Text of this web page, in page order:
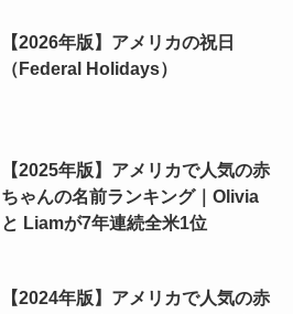
【2026年版】アメリカの祝日
（Federal Holidays）
【2025年版】アメリカで人気の赤
ちゃんの名前ランキング｜Olivia
と Liamが7年連続全米1位
【2024年版】アメリカで人気の赤